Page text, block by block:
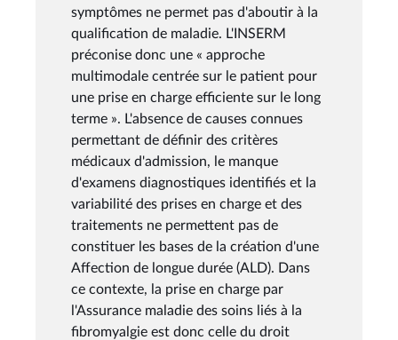
symptômes ne permet pas d'aboutir à la
qualification de maladie. L'INSERM
préconise donc une « approche
multimodale centrée sur le patient pour
une prise en charge efficiente sur le long
terme ». L'absence de causes connues
permettant de définir des critères
médicaux d'admission, le manque
d'examens diagnostiques identifiés et la
variabilité des prises en charge et des
traitements ne permettent pas de
constituer les bases de la création d'une
Affection de longue durée (ALD). Dans
ce contexte, la prise en charge par
l'Assurance maladie des soins liés à la
fibromyalgie est donc celle du droit